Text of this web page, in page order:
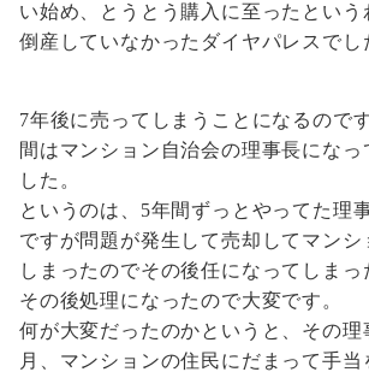
い始め、とうとう購入に至ったという
倒産していなかったダイヤパレスでし
7年後に売ってしまうことになるので
間はマンション自治会の理事長になっ
した。
というのは、5年間ずっとやってた理
ですが問題が発生して売却してマンシ
しまったのでその後任になってしまっ
その後処理になったので大変です。
何が大変だったのかというと、その理
月、マンションの住民にだまって手当